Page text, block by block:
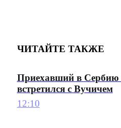
ЧИТАЙТЕ ТАКЖЕ
Приехавший в Сербию
встретился с Вучичем
12:10